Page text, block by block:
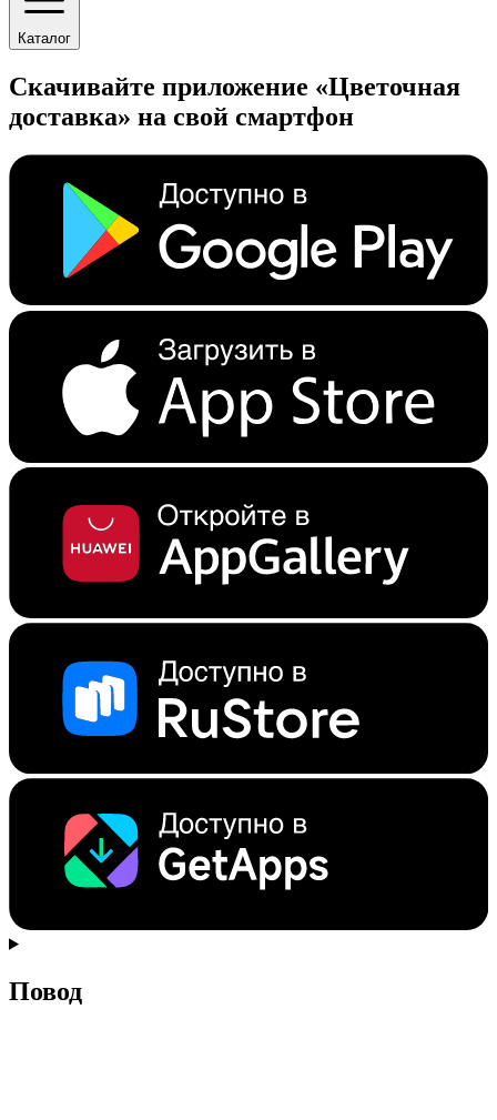
Каталог
Скачивайте приложение «Цветочная
доставка» на свой смартфон
Повод